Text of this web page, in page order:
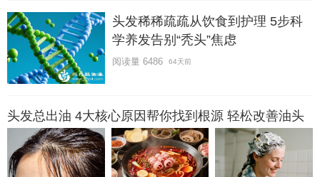
头发稀稀疏疏从饮食到护理 5步科
学养发告别“秃头”焦虑
阅读量 6486 64天前
头发总出油 4大核心原因帮你找到根源 轻松改善油头